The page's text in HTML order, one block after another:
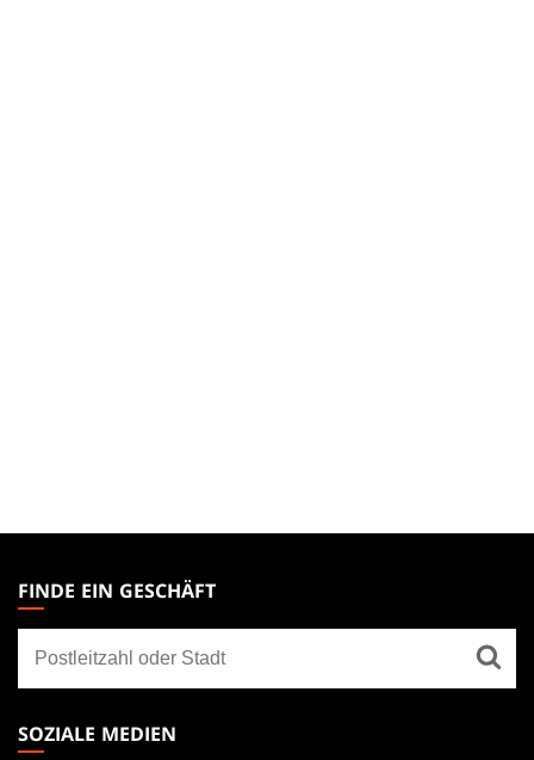
THE
GATHERING
FOOTER
FINDE EIN GESCHÄFT
ein
Geschäft
SOZIALE MEDIEN